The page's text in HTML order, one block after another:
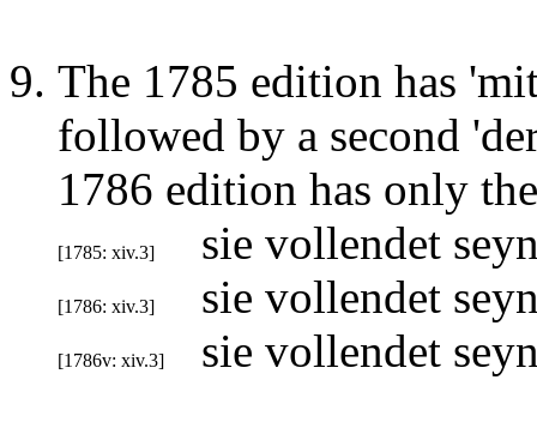
The 1785 edition has
followed by a second
1786 edition has only
[1785: xiv.3] sie vollendet
[1786: xiv.3] sie vollendet
[1786v: xiv.3] sie vollendet